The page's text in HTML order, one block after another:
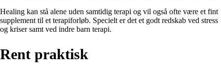
Healing kan stå alene uden samtidig terapi og vil også ofte være et fint
supplement til et terapiforløb. Specielt er det et godt redskab ved stress
og kriser samt ved indre barn terapi.
Rent praktisk